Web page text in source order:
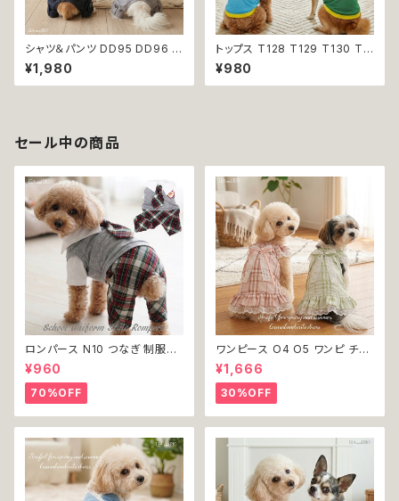
シャツ＆パンツ DD95 DD96 チ
ェック柄 星柄 半袖 つなぎ オー
ルインワン カバーオール 犬用
猫用 犬 猫 ペット 服 犬服 猫服
¥1,980
トップス T128 T129 T130 T1
31 T132 Ｔシャツ 1-7号 小型
犬用 スポーティー カジュアル
メッシュ ノースリーブ ブルー グ
¥980
セール中の商品
ロンパース N10 つなぎ 制服風
チェック柄 グレー 灰色 コスチュ
ーム コスプレ ドッグウェア dog
犬 猫 ペット 服 犬服 洋服 オシ
ャレ かわいい 小型犬 返品交換
不可
¥960
70%OFF
ワンピース O4 O5 ワンピ チェ
ック プリーツ レース 女の子 犬
犬服 小型 猫 服 洋服 ペット do
g ドッグウェア おしゃれ かわい
い 返品交換不可
¥1,666
30%OFF